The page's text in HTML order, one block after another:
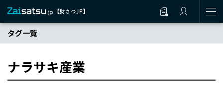
タグ一覧
ナラサキ産業